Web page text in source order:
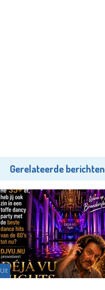
Gerelateerde berichten
Uit